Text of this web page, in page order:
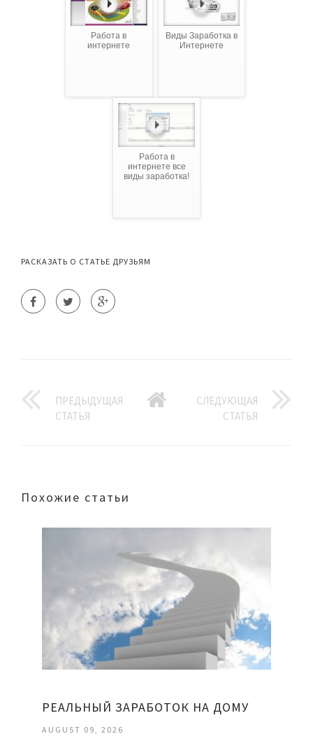
Работа в
интернете
Виды Заработка в
Интернете
Работа в
интернете все
виды заработка!
РАСКАЗАТЬ О СТАТЬЕ ДРУЗЬЯМ
ПРЕДЫДУЩАЯ
СТАТЬЯ
СЛЕДУЮЩАЯ
СТАТЬЯ
Похожие статьи
РЕАЛЬНЫЙ ЗАРАБОТОК НА ДОМУ
AUGUST 09, 2026